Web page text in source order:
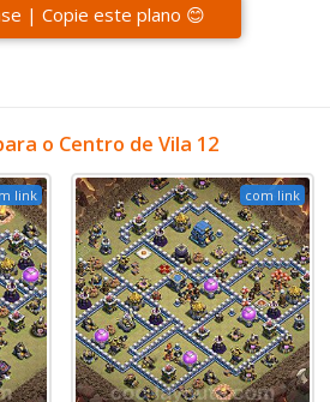
| Copie este plano 😊
o Centro de Vila 12
link com link